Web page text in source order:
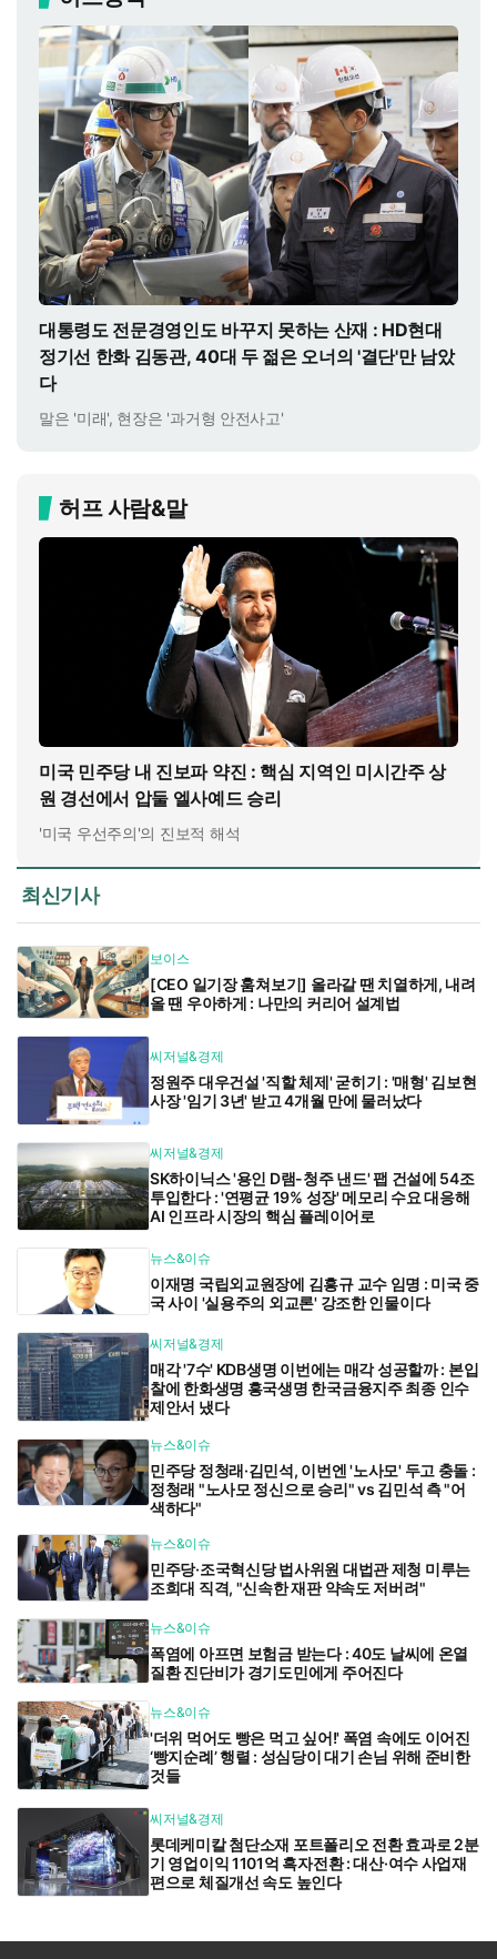
대통령도 전문경영인도 바꾸지 못하는 산재 : HD현대
정기선 한화 김동관, 40대 두 젊은 오너의 '결단'만 남았
다
말은 '미래', 현장은 '과거형 안전사고'
허프 사람&말
미국 민주당 내 진보파 약진 : 핵심 지역인 미시간주 상
원 경선에서 압둘 엘사예드 승리
'미국 우선주의'의 진보적 해석
최신기사
보이스
[CEO 일기장 훔쳐보기] 올라갈 땐 치열하게, 내려
올 땐 우아하게 : 나만의 커리어 설계법
씨저널&경제
정원주 대우건설 '직할 체제' 굳히기 : '매형' 김보현
사장 '임기 3년' 받고 4개월 만에 물러났다
씨저널&경제
SK하이닉스 '용인 D램-청주 낸드' 팹 건설에 54조
투입한다 : '연평균 19% 성장' 메모리 수요 대응해
AI 인프라 시장의 핵심 플레이어로
뉴스&이슈
이재명 국립외교원장에 김흥규 교수 임명 : 미국 중
국 사이 '실용주의 외교론' 강조한 인물이다
씨저널&경제
매각 '7수' KDB생명 이번에는 매각 성공할까 : 본입
찰에 한화생명 흥국생명 한국금융지주 최종 인수
제안서 냈다
뉴스&이슈
민주당 정청래·김민석, 이번엔 '노사모' 두고 충돌 :
정청래 "노사모 정신으로 승리" vs 김민석 측 "어
색하다"
뉴스&이슈
민주당·조국혁신당 법사위원 대법관 제청 미루는
조희대 직격, "신속한 재판 약속도 저버려"
뉴스&이슈
폭염에 아프면 보험금 받는다 : 40도 날씨에 온열
질환 진단비가 경기도민에게 주어진다
뉴스&이슈
'더위 먹어도 빵은 먹고 싶어!' 폭염 속에도 이어진
‘빵지순례’ 행렬 : 성심당이 대기 손님 위해 준비한
것들
씨저널&경제
롯데케미칼 첨단소재 포트폴리오 전환 효과로 2분
기 영업이익 1101억 흑자전환 : 대산·여수 사업재
편으로 체질개선 속도 높인다